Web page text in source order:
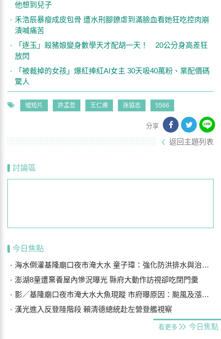
他想到兒子
禾浩辰暴瘦成皮包骨 遭水刑腳鐐虐到滿臉血看她狂吃控肉崩
潰喊痛苦
「逐玉」殺豬娘變身數學天才配胡一天！ 20公分身高差狂
放閃
「被裁掉的女孩」爆紅捧紅AI女主 30天吸40萬粉、業配價碼
驚人
噓短片 許孟哲 王仁甫 孫協志 5566
分享
返回主題列表
討論區
今日焦點
海水倒灌基隆廟口夜市淹大水 童子瑋：強化防洪排水與治水基礎建設
澎湖8童遭棄養屋內慘況曝光 縣府大動作訪視卻吃閉門羹
影／基隆廟口夜市淹大水大魚現蹤 市府曝原因：颱風及漲潮海水倒灌
漢光進入反登陸階段 賴清德總統赴左營登艦視察
看更多 今日焦點